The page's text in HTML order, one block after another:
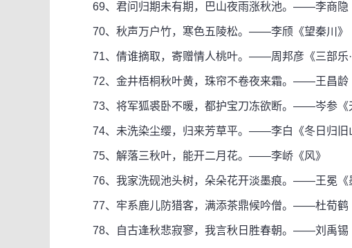
69、君问归期未有期，巴山夜雨涨秋池。——李商隐
70、秋声万户竹，寒色五陵松。——李颀《望秦川》
71、倩谁摘取，寄赠情人桃叶。——周邦彦《三部乐·
72、金井梧桐秋叶黄，珠帘不卷夜来霜。——王昌龄
73、将军狐裘卧不暖，都护宝刀冻欲断。——岑参《
74、未洗染尘缨，归来芳草平。——李白《冬日归旧
75、解落三秋叶，能开二月花。——李峤《风》
76、我家洗砚池头树，朵朵花开淡墨痕。——王冕《
77、牢系鹿儿防猎客，满添茶鼎候吟僧。——杜荀鹤
78、自古逢秋悲寂寥，我言秋日胜春朝。——刘禹锡